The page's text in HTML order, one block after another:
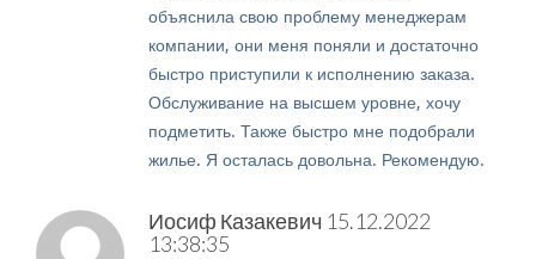
объяснила свою проблему менеджерам
компании, они меня поняли и достаточно
быстро приступили к исполнению заказа.
Обслуживание на высшем уровне, хочу
подметить. Также быстро мне подобрали
жилье. Я осталась довольна. Рекомендую.
Иосиф Казакевич 15.12.2022
13:38:35